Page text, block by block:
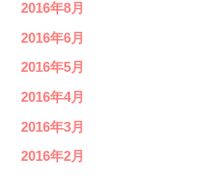
2016年8月
2016年6月
2016年5月
2016年4月
2016年3月
2016年2月